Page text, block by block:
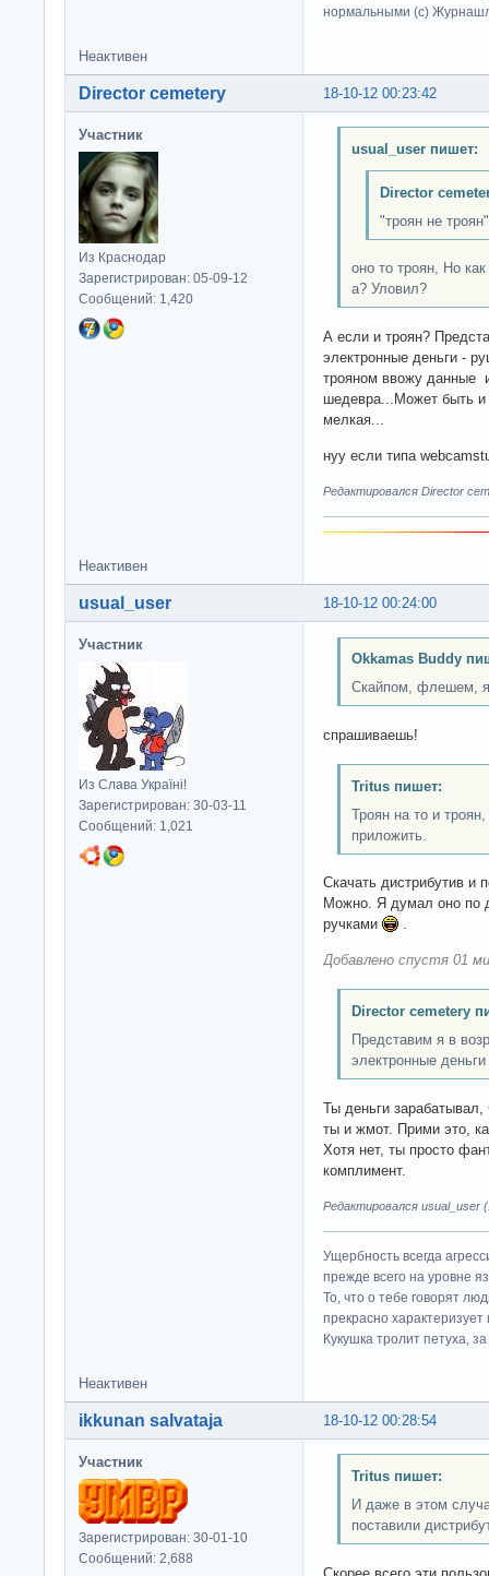
нормальными (c)
Неактивен
18-10-12 00:23:42
Director cemetery
Участник
Из Краснодар
Зарегистрирован: 05-09-12
Сообщений: 1,420
usual_user пишет:
Director
"троян не троян"
оно то троян, Но
а? Уловил?
А если и троян?
электронные деньги -
трояном ввожу данные
шедевра...Может быть и
мелкая...
нуу если типа
Редактировался Director
Неактивен
18-10-12 00:24:00
usual_user
Участник
Из Слава Україні!
Зарегистрирован: 30-03-11
Сообщений: 1,021
Okkamas Buddy
Скайпом, флешем,
спрашиваешь!
Tritus пишет:
Троян на то и
приложить.
Скачать дистрибутив и
Можно. Я думал оно по
ручками
.
Добавлено спустя 01
Director cemetery
Представим я в
электронные
Ты деньги
ты и жмот. Прими это,
Хотя нет, ты просто
комплимент.
Редактировался usual_user
Ущербность всегда
прежде всего на уровне
То, что о тебе говорят
прекрасно характеризует
Кукушка тролит петуха,
Неактивен
18-10-12 00:28:54
ikkunan salvataja
Участник
Зарегистрирован: 30-01-10
Сообщений: 2,688
Tritus пишет:
И даже в этом
поставили